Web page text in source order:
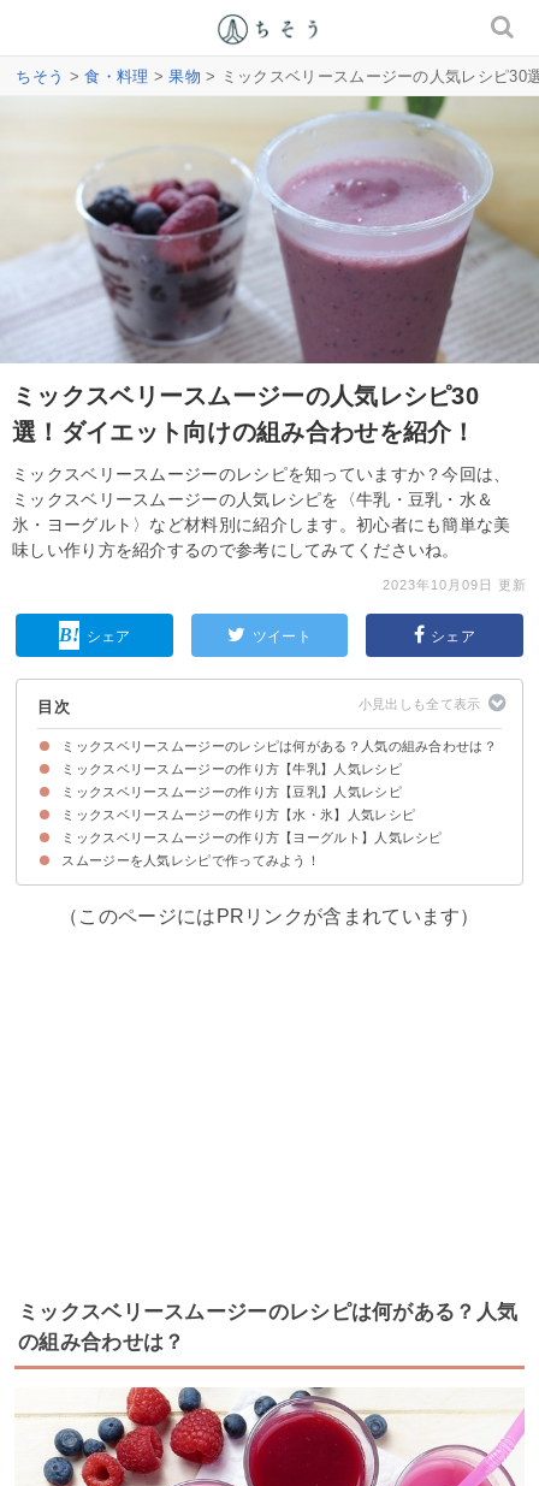
ちそう >食・料理 >果物 > ミックスベリースムージーの人気レシピ30
ミックスベリースムージーの人気レシピ30
選！ダイエット向けの組み合わせを紹介！
ミックスベリースムージーのレシピを知っていますか？今回は、
ミックスベリースムージーの人気レシピを〈牛乳・豆乳・水＆
氷・ヨーグルト〉など材料別に紹介します。初心者にも簡単な美
味しい作り方を紹介するので参考にしてみてくださいね。
2023年10月09日 更新
シェア ツイート シェア
目次
ミックスベリースムージーのレシピは何がある？人気の組み合わせは？
ミックスベリースムージーを飲む効果は？ダイエットできる？
ミックスベリースムージーの作り方【牛乳】人気レシピ
①ミックスベリーと牛乳のスムージー
②冷凍ミックスベリーとバナナの牛乳スムージー
③ミックスベリーとバナナとカルピスの牛乳スムージー
④ミックスベリーとビーツの牛乳スムージー
⑤ミックスベリーとケールの牛乳スムージー
⑥ミックスベリーとマンゴーとマキベリーの牛乳スムージー
⑦ミックスベリーとココアパウダーの牛乳スムージー
⑧ミックスベリーといちじくの牛乳スムージー
⑨ミックスベリーと小松菜の牛乳スムージー
⑩ミックスベリーと野菜ジュースの牛乳スムージー
ミックスベリースムージーの作り方【豆乳】人気レシピ
①ミックスベリーとカシューナッツとゴジベリーの豆乳スムージー
②ミックスベリーとチアシードの豆乳スムージー
③冷凍ミックスベリーといちごジャムの豆乳スムージー
④ミックスベリーとりんごジュースの豆乳スムージー
⑤ミックスベリーと白ワインの豆乳スムージー
⑥ミックスベリーと卵白の豆乳スムージー
ミックスベリースムージーの作り方【水・氷】人気レシピ
①ミックスベリーとりんごとトマトのスムージー
②冷凍ミックスベリーとトマトとマンゴーのスムージー
③冷凍ミックスベリーとマンゴーと生姜のスムージー
④ミックスベリーと小松菜とりんごのスムージー
⑤冷凍ミックスベリーと野菜とりんごのスムージー
⑥ミックスベリーと野菜のグリーンスムージー
ミックスベリースムージーの作り方【ヨーグルト】人気レシピ
①冷凍ミックスベリーとバナナのヨーグルトスムージー
②ミックスベリーとマンゴーのヨーグルトスムージー
③ミックスベリーとアーモンドミルクのヨーグルトスムージー
④冷凍ミックスベリーとバナナのフローズンヨーグルトスムージー
⑤ミックスベリーとバニラアイスのヨーグルトスムージー
⑥ミックスベリーとアサイーと野菜のヨーグルトスムージー
⑦ミックスベリーとオレンジジュースのヨーグルトスムージー
⑧ミックスベリーとヨーグルトのパフェ風スムージー
スムージーを人気レシピで作ってみよう！
（このページにはPRリンクが含まれています）
ミックスベリースムージーのレシピは何がある？人気
の組み合わせは？